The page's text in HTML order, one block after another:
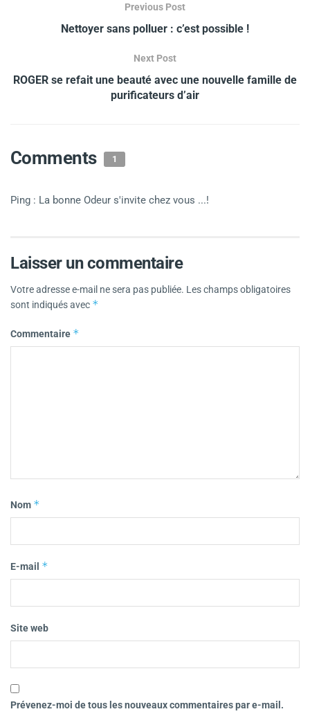
Previous Post
Nettoyer sans polluer : c’est possible !
Next Post
ROGER se refait une beauté avec une nouvelle famille de
purificateurs d’air
Comments 1
Ping : La bonne Odeur s'invite chez vous ...!
Laisser un commentaire
Votre adresse e-mail ne sera pas publiée. Les champs obligatoires
sont indiqués avec *
Commentaire *
Nom *
E-mail *
Site web
Prévenez-moi de tous les nouveaux commentaires par e-mail.